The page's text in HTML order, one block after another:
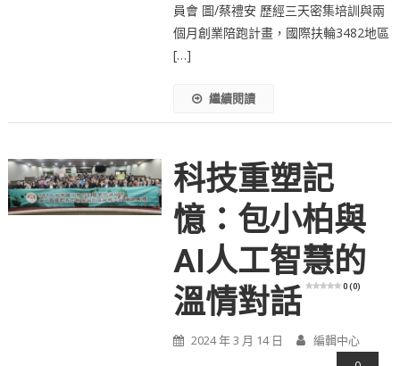
員會 圖/蔡禮安 歷經三天密集培訓與兩
個月創業陪跑計畫，國際扶輪3482地區
[…]
繼續閱讀
科技重塑記
憶：包小柏與
AI人工智慧的
溫情對話
0 (0)
2024 年 3 月 14 日 編輯中心